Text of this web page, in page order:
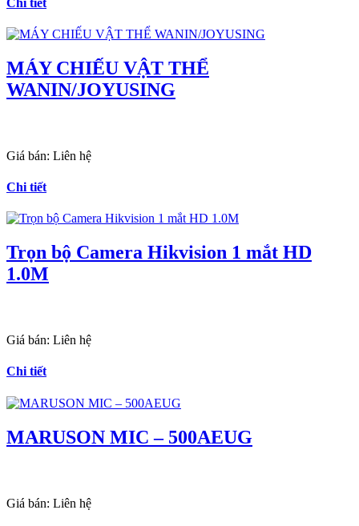
MÁY CHIẾU VẬT THỂ
WANIN/JOYUSING
Giá bán: Liên hệ
Chi tiết
Trọn bộ Camera Hikvision 1 mắt HD
1.0M
Giá bán: Liên hệ
Chi tiết
MARUSON MIC – 500AEUG
Giá bán: Liên hệ